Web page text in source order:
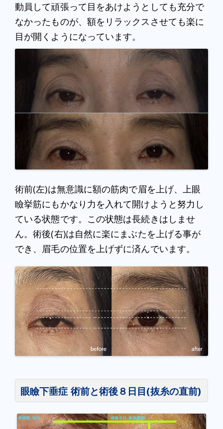
動員して頑張って目をあけようとしても充分で
なかったものが、額をリラックスさせても楽に
目が開くようになっています。
術前(左)は無意識に額の筋肉で眉を上げ、上眼
瞼挙筋にもかなり力を入れて開けようと努力し
ている状態です。この状態は長続きはしませ
ん。術後(右)は自然に楽にまぶたを上げる事が
でき、眉毛の位置を上げずに済んでいます。
眼瞼下垂症 術前と術後８日目(抜糸の直前)